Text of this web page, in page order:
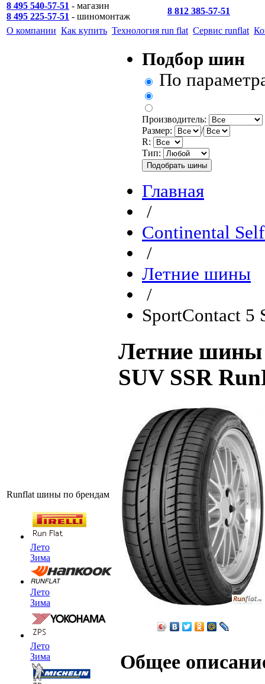
8 495 540-57-51 - магазин
8 495 225-57-51 - шиномонтаж
8 812 385-57-51
О компании Как купить Технология run flat Сервис runflat
Runflat шины по брендам
Лето
Зима
Лето
Зима
Лето
Зима
Подбор шин
По
Производитель:
Размер:
/
R:
Тип:
Главная
/
Continental
/
Летние шины
/
SportContact 5
Летние шины
SUV SSR
Общее